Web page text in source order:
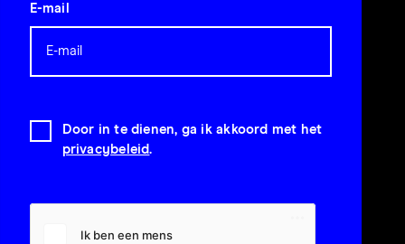
E-mail
Door in te dienen, ga ik akkoord met het
privacybeleid.